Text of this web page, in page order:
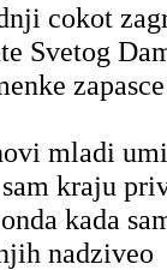
cokot
Svetog
mladi
kraju
kada
nadziveo